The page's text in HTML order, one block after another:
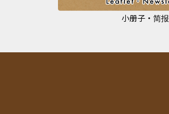
小册子・简报